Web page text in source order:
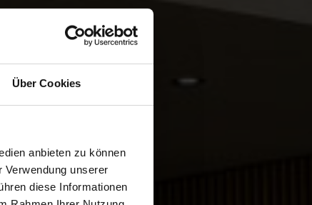
Über Cookies
anbieten zu können
unserer
diese Informationen